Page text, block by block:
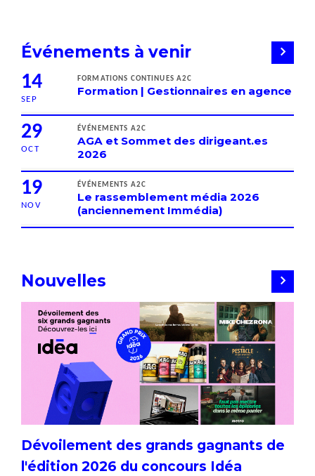
Événements à venir
14
SEP
FORMATIONS CONTINUES A2C
Formation | Gestionnaires en agence
29
OCT
ÉVÉNEMENTS A2C
AGA et Sommet des dirigeant.es
2026
19
NOV
ÉVÉNEMENTS A2C
Le rassemblement média 2026
(anciennement Immédia)
Nouvelles
Dévoilement des grands gagnants de
l'édition 2026 du concours Idéa